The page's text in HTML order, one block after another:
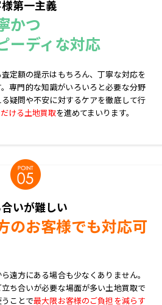
第一主義
かつ
ーディな対応
定額の提示はもちろん、丁寧な対応を
専門的な知識がいろいろと必要な分野
疑問や不安に対するケアを徹底して行
ける土地買取を進めてまいります。
いが難しい
のお客様でも対応可
遠方にある場合も少なくありません。
ち合いが必要な場面が多い土地買取で
ことで最大限お客様のご負担を減らす